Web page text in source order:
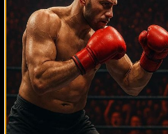
Игорь onЛеннокс Льюис
Леннокс Льюис